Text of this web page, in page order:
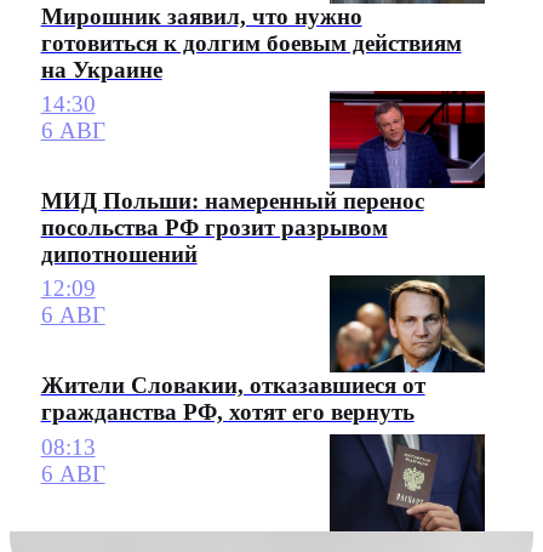
Мирошник заявил, что нужно
готовиться к долгим боевым действиям
на Украине
14:30
6 АВГ
МИД Польши: намеренный перенос
посольства РФ грозит разрывом
дипотношений
12:09
6 АВГ
Жители Словакии, отказавшиеся от
гражданства РФ, хотят его вернуть
08:13
6 АВГ